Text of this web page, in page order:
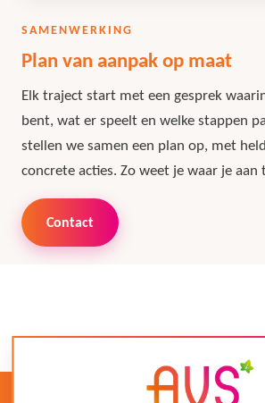
SAMENWERKING
Plan van aanpak op maat
Elk traject start met een gesprek
bent, wat er speelt en welke stappen
stellen we samen een plan op, met
concrete acties. Zo weet je waar je aan
Contact